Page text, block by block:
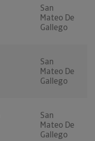
San
Mateo De
Gallego
San
Mateo De
Gallego
San
Mateo De
Gallego